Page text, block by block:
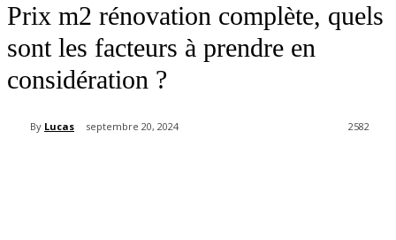
Prix m2 rénovation complète, quels
sont les facteurs à prendre en
considération ?
By Lucas septembre 20, 2024 2582